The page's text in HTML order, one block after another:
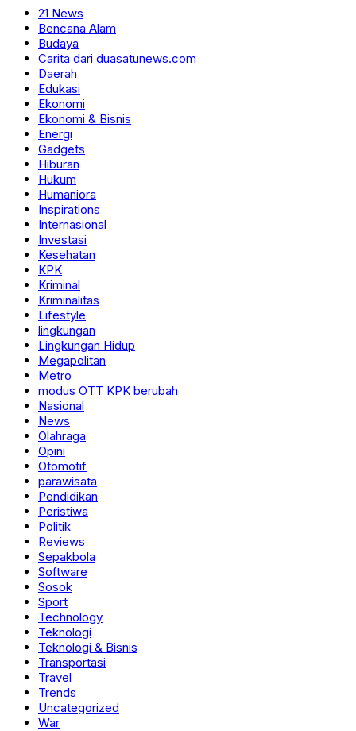
21 News
Bencana Alam
Budaya
Carita dari duasatunews.com
Daerah
Edukasi
Ekonomi
Ekonomi & Bisnis
Energi
Gadgets
Hiburan
Hukum
Humaniora
Inspirations
Internasional
Investasi
Kesehatan
KPK
Kriminal
Kriminalitas
Lifestyle
lingkungan
Lingkungan Hidup
Megapolitan
Metro
modus OTT KPK berubah
Nasional
News
Olahraga
Opini
Otomotif
parawisata
Pendidikan
Peristiwa
Politik
Reviews
Sepakbola
Software
Sosok
Sport
Technology
Teknologi
Teknologi & Bisnis
Transportasi
Travel
Trends
Uncategorized
War